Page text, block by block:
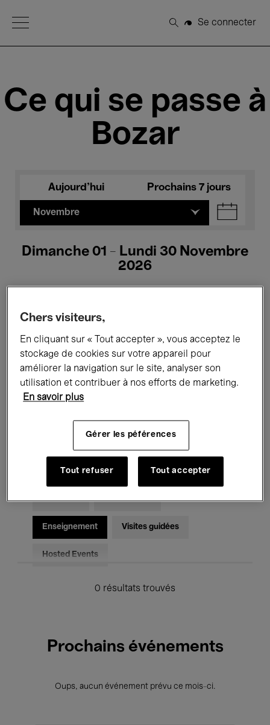
Open Menu
Rechercher
Se connecter
Ce qui se passe à
Bozar
Aujourd'hui Prochains 7 jours
Novembre
Dimanche 01 - Lundi 30 Novembre
2026
Tous les événements Concerts
Expositions Films Performances
Rencontres & Débats
Musique classique Global Music
Musique électronique
Pour tous Kids’ Palace
Enseignement Visites guidées
Hosted Events
0 résultats trouvés
Prochains événements
Oups, aucun événement prévu ce mois-ci.
Chers visiteurs,
En cliquant sur « Tout accepter », vous acceptez le
stockage de cookies sur votre appareil pour
améliorer la navigation sur le site, analyser son
utilisation et contribuer à nos efforts de marketing.
En savoir plus
Gérer les péférences
Tout refuser Tout accepter